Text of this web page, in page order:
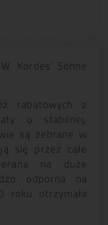
Kordes’ Söhne
rabatowych z
o stabilnej,
są zebrane w
się przez całe
na duże
odporna na
roku otrzymała